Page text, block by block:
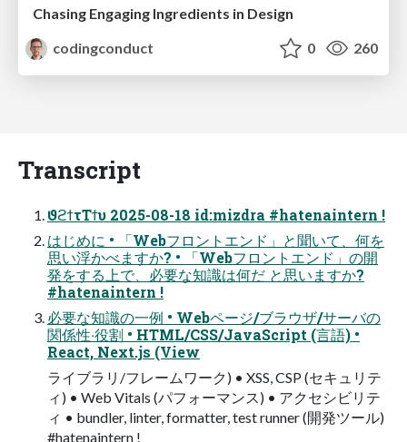
Chasing Engaging Ingredients in Design
codingconduct
0 260
Transcript
ϑϩϯτΤϯυ 2025-08-18 id:mizdra #hatenaintern !
はじめに • 「Webフロントエンド」と聞いて、何を
思い浮かべますか? • 「Webフロントエンド」の開
発をする上で、必要な知識は何だ と思いますか?
#hatenaintern !
必要な知識の⼀例 • Webページ/ブラウザ/サーバの
関係性‧役割 • HTML/CSS/JavaScript (⾔語) •
React, Next.js (View
ライブラリ/フレームワーク) • XSS, CSP (セキュリテ
ィ) • Web Vitals (パフォーマンス) • アクセシビリテ
ィ • bundler, linter, formatter, test runner (開発ツール)
#hatenaintern !